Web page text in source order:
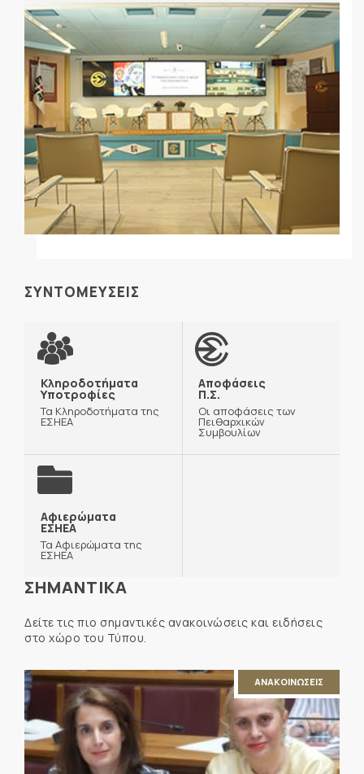
ΣΥΝΤΟΜΕΥΣΕΙΣ
Κληροδοτήματα
Υποτροφίες
Τα Κληροδοτήματα της
ΕΣΗΕΑ
Αποφάσεις
Π.Σ.
Οι αποφάσεις των
Πειθαρχικών
Συμβουλίων
Αφιερώματα
ΕΣΗΕΑ
Τα Αφιερώματα της
ΕΣΗΕΑ
ΣΗΜΑΝΤΙΚΑ
Δείτε τις πιο σημαντικές ανακοινώσεις και ειδήσεις
στο χώρο του Τύπου.
ΑΝΑΚΟΙΝΩΣΕΙΣ